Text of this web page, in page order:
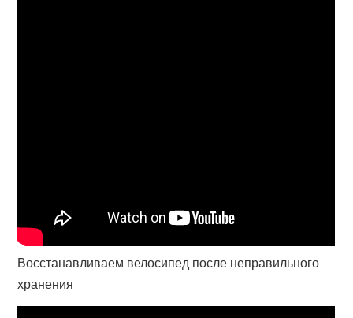
Восстанавливаем велосипед после неправильного
хранения